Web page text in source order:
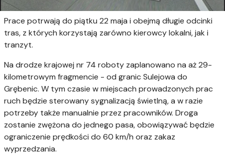
Prace potrwają do piątku 22 maja i obejmą długie odcinki
tras, z których korzystają zarówno kierowcy lokalni, jak i
tranzyt.
Na drodze krajowej nr 74 roboty zaplanowano na aż 29-
kilometrowym fragmencie - od granic Sulejowa do
Grębenic. W tym czasie w miejscach prowadzonych prac
ruch będzie sterowany sygnalizacją świetlną, a w razie
potrzeby także manualnie przez pracowników. Droga
zostanie zwężona do jednego pasa, obowiązywać będzie
ograniczenie prędkości do 60 km/h oraz zakaz
wyprzedzania.